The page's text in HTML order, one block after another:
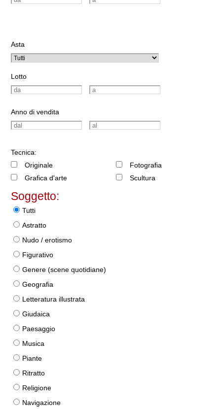
Asta
Lotto
Anno di vendita
Tecnica:
Originale
Grafica d'arte
Fotografia
Scultura
Soggetto:
Tutti
Astratto
Nudo / erotismo
Figurativo
Genere (scene quotidiane)
Geografia
Letteratura illustrata
Giudaica
Paesaggio
Musica
Piante
Ritratto
Religione
Navigazione